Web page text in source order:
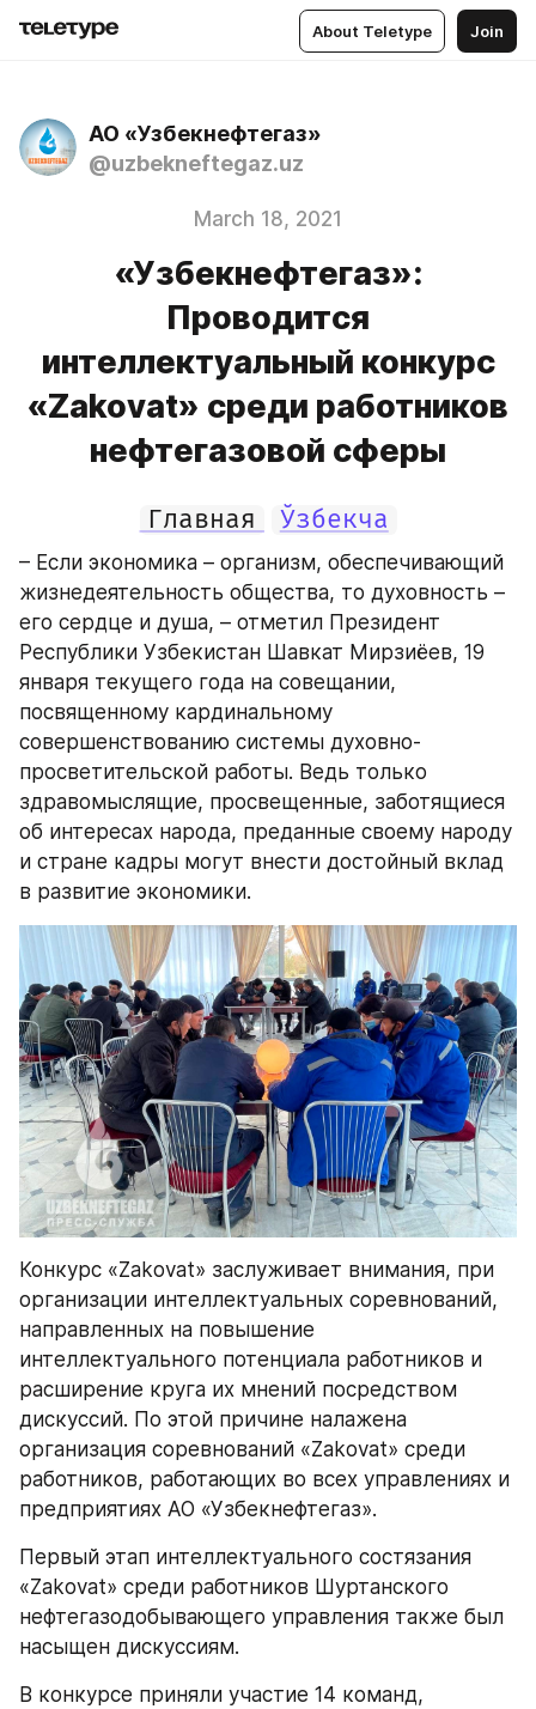
About Teletype Join
АО «Узбекнефтегаз»
@uzbekneftegaz.uz
March 18, 2021
«Узбекнефтегаз»:
Проводится
интеллектуальный конкурс
«Zakovat» среди работников
нефтегазовой сферы
Главная Ўзбекча
– Если экономика – организм, обеспечивающий
жизнедеятельность общества, то духовность –
его сердце и душа, – отметил Президент
Республики Узбекистан Шавкат Мирзиёев, 19
января текущего года на совещании,
посвященному кардинальному
совершенствованию системы духовно-
просветительской работы. Ведь только
здравомыслящие, просвещенные, заботящиеся
об интересах народа, преданные своему народу
и стране кадры могут внести достойный вклад
в развитие экономики.
Конкурс «Zakovat» заслуживает внимания, при
организации интеллектуальных соревнований,
направленных на повышение
интеллектуального потенциала работников и
расширение круга их мнений посредством
дискуссий. По этой причине налажена
организация соревнований «Zakovat» среди
работников, работающих во всех управлениях и
предприятиях АО «Узбекнефтегаз».
Первый этап интеллектуального состязания
«Zakovat» среди работников Шуртанского
нефтегазодобывающего управления также был
насыщен дискуссиям.
В конкурсе приняли участие 14 команд,